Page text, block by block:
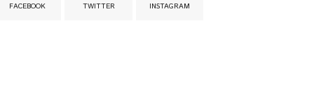
FACEBOOK TWITTER INSTAGRAM